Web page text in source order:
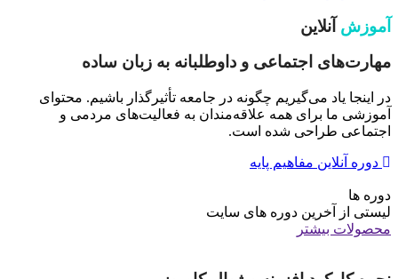
آموزش آنلاین
مهارت‌های اجتماعی و داوطلبانه به زبان ساده
در اینجا یاد می‌گیریم چگونه در جامعه تأثیرگذار باشیم. محتوای
آموزشی ما برای همه علاقه‌مندان به فعالیت‌های مردمی و
اجتماعی طراحی شده است.
دوره آنلاین مفاهیم پایه
دوره ها
لیستی از آخرین دوره های سایت
محصولات بیشتر